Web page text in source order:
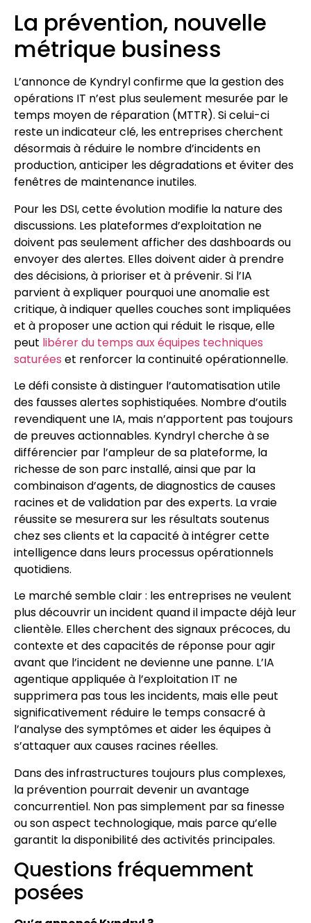
La prévention, nouvelle
métrique business
L’annonce de Kyndryl confirme que la gestion des
opérations IT n’est plus seulement mesurée par le
temps moyen de réparation (MTTR). Si celui-ci
reste un indicateur clé, les entreprises cherchent
désormais à réduire le nombre d’incidents en
production, anticiper les dégradations et éviter des
fenêtres de maintenance inutiles.
Pour les DSI, cette évolution modifie la nature des
discussions. Les plateformes d’exploitation ne
doivent pas seulement afficher des dashboards ou
envoyer des alertes. Elles doivent aider à prendre
des décisions, à prioriser et à prévenir. Si l’IA
parvient à expliquer pourquoi une anomalie est
critique, à indiquer quelles couches sont impliquées
et à proposer une action qui réduit le risque, elle
peut libérer du temps aux équipes techniques
saturées et renforcer la continuité opérationnelle.
Le défi consiste à distinguer l’automatisation utile
des fausses alertes sophistiquées. Nombre d’outils
revendiquent une IA, mais n’apportent pas toujours
de preuves actionnables. Kyndryl cherche à se
différencier par l’ampleur de sa plateforme, la
richesse de son parc installé, ainsi que par la
combinaison d’agents, de diagnostics de causes
racines et de validation par des experts. La vraie
réussite se mesurera sur les résultats soutenus
chez ses clients et la capacité à intégrer cette
intelligence dans leurs processus opérationnels
quotidiens.
Le marché semble clair : les entreprises ne veulent
plus découvrir un incident quand il impacte déjà leur
clientèle. Elles cherchent des signaux précoces, du
contexte et des capacités de réponse pour agir
avant que l’incident ne devienne une panne. L’IA
agentique appliquée à l’exploitation IT ne
supprimera pas tous les incidents, mais elle peut
significativement réduire le temps consacré à
l’analyse des symptômes et aider les équipes à
s’attaquer aux causes racines réelles.
Dans des infrastructures toujours plus complexes,
la prévention pourrait devenir un avantage
concurrentiel. Non pas simplement par sa finesse
ou son aspect technologique, mais parce qu’elle
garantit la disponibilité des activités principales.
Questions fréquemment
posées